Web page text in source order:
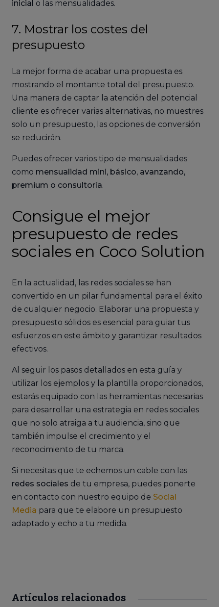
inicial o las mensualidades.
7. Mostrar los costes del
presupuesto
La mejor forma de acabar una propuesta es
mostrando el montante total del presupuesto.
Una manera de captar la atención del potencial
cliente es ofrecer varias alternativas, no muestres
solo un presupuesto, las opciones de conversión
se reducirán.
Puedes ofrecer varios tipo de mensualidades
como mensualidad mini, básico, avanzando,
premium o consultoría.
Consigue el mejor
presupuesto de redes
sociales en Coco Solution
En la actualidad, las redes sociales se han
convertido en un pilar fundamental para el éxito
de cualquier negocio. Elaborar una propuesta y
presupuesto sólidos es esencial para guiar tus
esfuerzos en este ámbito y garantizar resultados
efectivos.
Al seguir los pasos detallados en esta guía y
utilizar los ejemplos y la plantilla proporcionados,
estarás equipado con las herramientas necesarias
para desarrollar una estrategia en redes sociales
que no solo atraiga a tu audiencia, sino que
también impulse el crecimiento y el
reconocimiento de tu marca.
Si necesitas que te echemos un cable con las
redes sociales de tu empresa, puedes ponerte
en contacto con nuestro equipo de Social
Media para que te elabore un presupuesto
adaptado y echo a tu medida.
Artículos relacionados